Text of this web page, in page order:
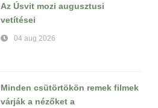
Az Úsvit mozi augusztusi
vetítései
04 aug 2026
Minden csütörtökön remek filmek
várják a nézőket a